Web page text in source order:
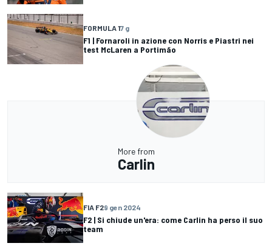
FORMULA 17 g
F1 | Fornaroli in azione con Norris e Piastri nei
test McLaren a Portimão
More from
Carlin
FIA F29 gen 2024
F2 | Si chiude un'era: come Carlin ha perso il suo
team